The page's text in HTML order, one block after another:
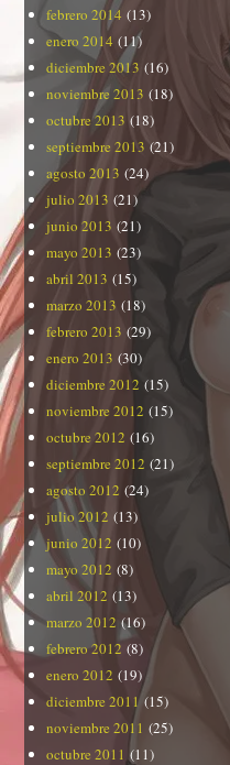
febrero 2014 (13)
enero 2014 (11)
diciembre 2013 (16)
noviembre 2013 (18)
octubre 2013 (18)
septiembre 2013 (21)
agosto 2013 (24)
julio 2013 (21)
junio 2013 (21)
mayo 2013 (23)
abril 2013 (15)
marzo 2013 (18)
febrero 2013 (29)
enero 2013 (30)
diciembre 2012 (15)
noviembre 2012 (15)
octubre 2012 (16)
septiembre 2012 (21)
agosto 2012 (24)
julio 2012 (13)
junio 2012 (10)
mayo 2012 (8)
abril 2012 (13)
marzo 2012 (16)
febrero 2012 (8)
enero 2012 (19)
diciembre 2011(15)
noviembre 2011 (25)
octubre 2011 (11)